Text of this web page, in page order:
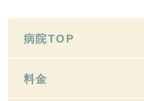
病院TOP
料金